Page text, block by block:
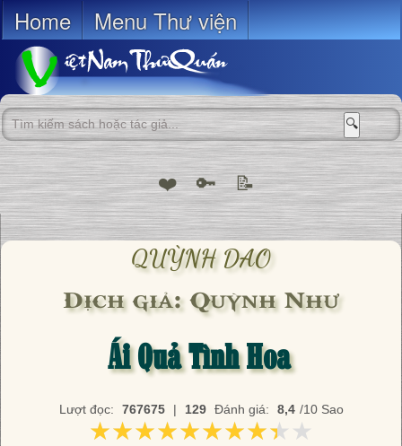
Home Menu Thư viện
🔍
❤️ 🔑 📝
QUỲNH DAO
Dịch giả: Quỳnh Như
Ái Quả Tình Hoa
Lượt đọc: 767675 | 129 Đánh giá: 8,4 /10 Sao
★★★★★★★★★★
★★★★★★★★★★